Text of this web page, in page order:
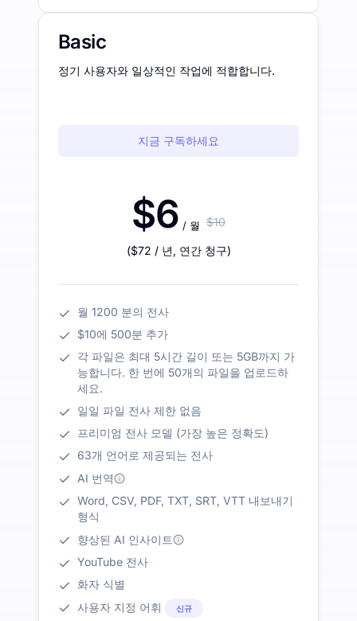
Basic
정기 사용자와 일상적인 작업에 적합합니다.
지금 구독하세요
$6 / 월 $10
($72 / 년, 연간 청구)
월 1200 분의 전사
$10에 500분 추가
각 파일은 최대 5시간 길이 또는 5GB까지 가
능합니다. 한 번에 50개의 파일을 업로드하
세요.
일일 파일 전사 제한 없음
프리미엄 전사 모델 (가장 높은 정확도)
63개 언어로 제공되는 전사
AI 번역
Word, CSV, PDF, TXT, SRT, VTT 내보내기
형식
향상된 AI 인사이트
YouTube 전사
화자 식별
사용자 지정 어휘
신규